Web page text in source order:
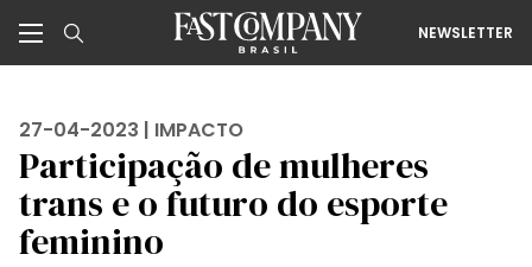
NEWSLETTER
27-04-2023 | IMPACTO
Participação de mulheres
trans e o futuro do esporte
feminino